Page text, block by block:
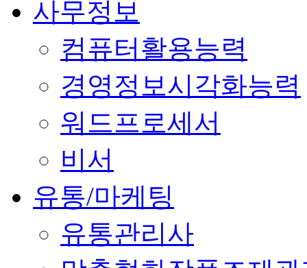
사무정보
컴퓨터활용능력
경영정보시각화능력
워드프로세서
비서
유통/마케팅
유통관리사